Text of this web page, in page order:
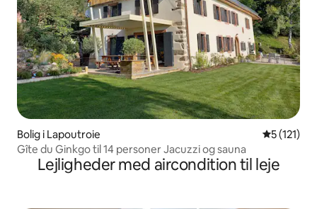
Bolig i Lapoutroie 5 ud af 5 i
5 (121)
Gîte du Ginkgo til 14 personer Jacuzzi og sauna
Lejligheder med aircondition til leje